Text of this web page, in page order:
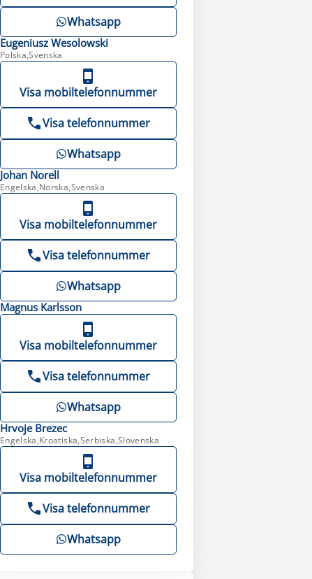
Whatsapp
Eugeniusz Wesolowski
Polska,Svenska
Visa mobiltelefonnummer
Visa telefonnummer
Whatsapp
Johan Norell
Engelska,Norska,Svenska
Visa mobiltelefonnummer
Visa telefonnummer
Whatsapp
Magnus Karlsson
Visa mobiltelefonnummer
Visa telefonnummer
Whatsapp
Hrvoje Brezec
Engelska,Kroatiska,Serbiska,Slovenska
Visa mobiltelefonnummer
Visa telefonnummer
Whatsapp